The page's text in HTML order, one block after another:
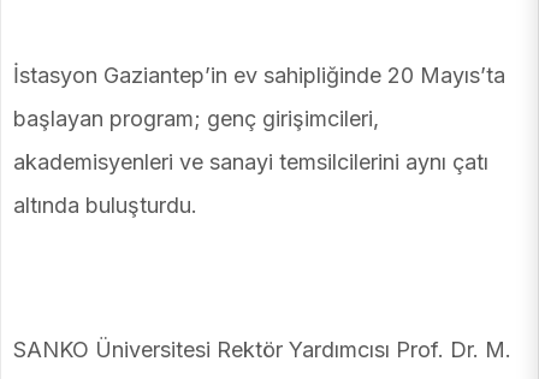
İstasyon Gaziantep’in ev sahipliğinde 20 Mayıs’ta
başlayan program; genç girişimcileri,
akademisyenleri ve sanayi temsilcilerini aynı çatı
altında buluşturdu.
SANKO Üniversitesi Rektör Yardımcısı Prof. Dr. M.